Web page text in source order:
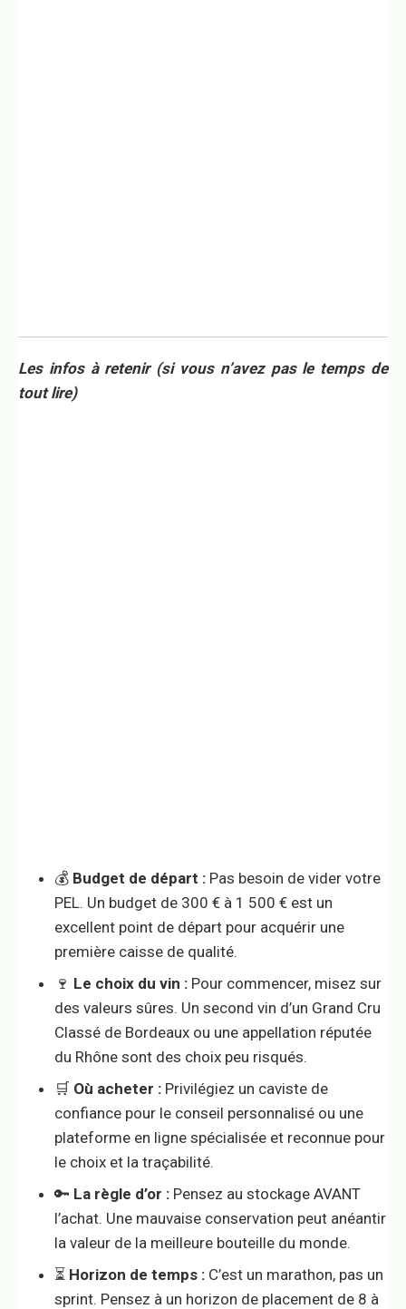
Les infos à retenir (si vous n’avez pas le temps de
tout lire)
💰 Budget de départ : Pas besoin de vider votre
PEL. Un budget de 300 € à 1 500 € est un
excellent point de départ pour acquérir une
première caisse de qualité.
🍷 Le choix du vin : Pour commencer, misez sur
des valeurs sûres. Un second vin d’un Grand Cru
Classé de Bordeaux ou une appellation réputée
du Rhône sont des choix peu risqués.
🛒 Où acheter : Privilégiez un caviste de
confiance pour le conseil personnalisé ou une
plateforme en ligne spécialisée et reconnue pour
le choix et la traçabilité.
🔑 La règle d’or : Pensez au stockage AVANT
l’achat. Une mauvaise conservation peut anéantir
la valeur de la meilleure bouteille du monde.
⏳ Horizon de temps : C’est un marathon, pas un
sprint. Pensez à un horizon de placement de 8 à